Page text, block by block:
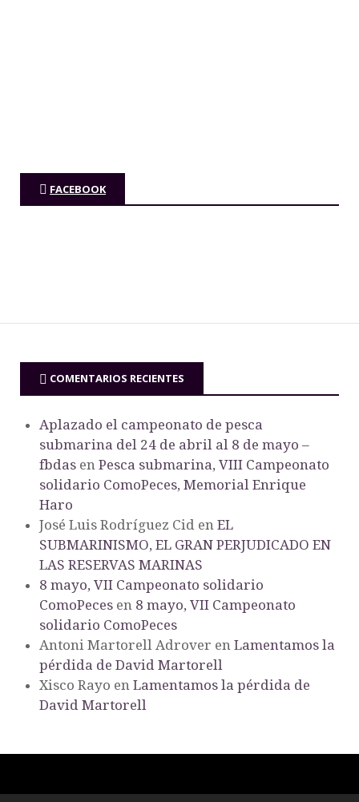
FACEBOOK
COMENTARIOS RECIENTES
Aplazado el campeonato de pesca
submarina del 24 de abril al 8 de mayo –
fbdas en Pesca submarina, VIII Campeonato
solidario ComoPeces, Memorial Enrique
Haro
José Luis Rodríguez Cid en EL
SUBMARINISMO, EL GRAN PERJUDICADO EN
LAS RESERVAS MARINAS
8 mayo, VII Campeonato solidario
ComoPeces en 8 mayo, VII Campeonato
solidario ComoPeces
Antoni Martorell Adrover en Lamentamos la
pérdida de David Martorell
Xisco Rayo en Lamentamos la pérdida de
David Martorell